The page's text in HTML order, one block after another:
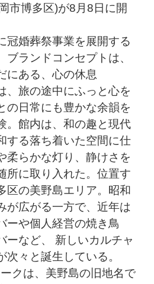
市博多区)が8月8日に開
冠婚葬祭事業を展開する
ブランドコンセプトは、
にある、心の休息
、旅の途中にふっと心を
の日常にも豊かな余韻を
。館内は、和の趣と現代
する落ち着いた空間に仕
柔らかな灯り、静けさを
所に取り入れた。位置す
区の美野島エリア。昭和
が広がる一方で、近年は
ーや個人経営の焼き鳥
ーなど、 新しいカルチャ
次々と誕生している。
クは、美野島の旧地名で